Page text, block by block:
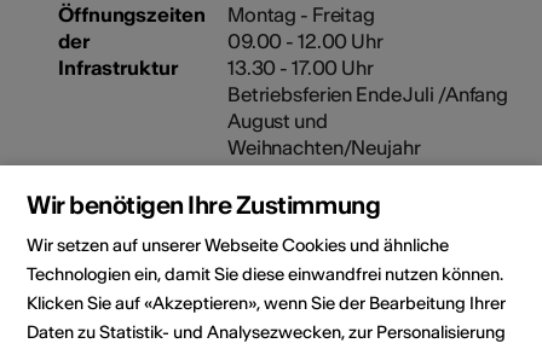
Öffnungszeiten
der
Infrastruktur
Montag - Freitag
09.00 - 12.00 Uhr
13.30 - 17.00 Uhr
Betriebsferien Ende Juli /Anfang
August und
Weihnachten/Neujahr
Veranstalter
Theater La Poste
La Poste-Platz 4
Postfach 589
3930 Visp
Telefon +41 27 948 33 11
E-Mail
Wir benötigen Ihre Zustimmung
Wir setzen auf unserer Webseite Cookies und ähnliche
Technologien ein, damit Sie diese einwandfrei nutzen können.
Klicken Sie auf «Akzeptieren», wenn Sie der Bearbeitung Ihrer
Daten zu Statistik- und Analysezwecken, zur Personalisierung